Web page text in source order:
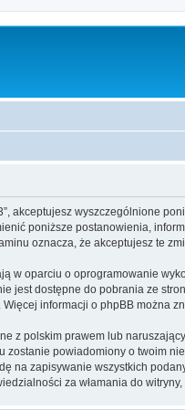
akceptujesz wyszczególnione
poniższe postanowienia,
oznacza, że akceptujesz te
w oparciu o oprogramowanie
jest dostępne do pobrania ze
informacji o phpBB można
z polskim prawem lub
powiadomiony o twoim
na zapisywanie wszystkich
za włamania do